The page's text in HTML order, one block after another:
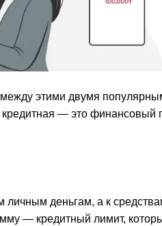
этими двумя
кредитная — это финансовый
личным деньгам, а к
— кредитный лимит,